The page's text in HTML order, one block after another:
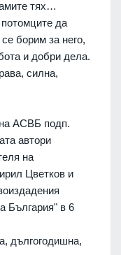
тях…
да
борим за него,
и добри дела.
силна,
АСВБ подп.
автори
на
Цветков и
България" в 6
дългогодишна,